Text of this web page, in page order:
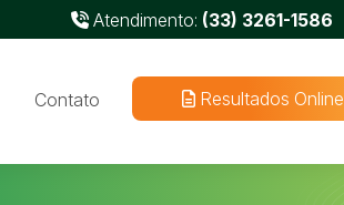
Atendimento: (33) 3261-1586
Contato Resultados Online